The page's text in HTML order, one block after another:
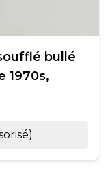
bullé
1970s,